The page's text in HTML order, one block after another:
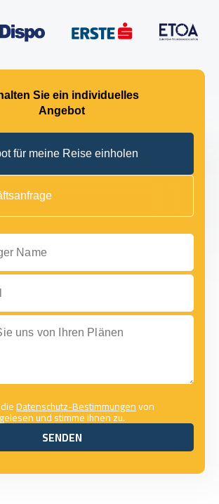
Sie ein individuelles
Angebot
für meine Reise einholen
von Ihren Plänen
Datenschutz-Bestimmungenvon
und stimme ihnen zu.
SENDEN
SENDEN